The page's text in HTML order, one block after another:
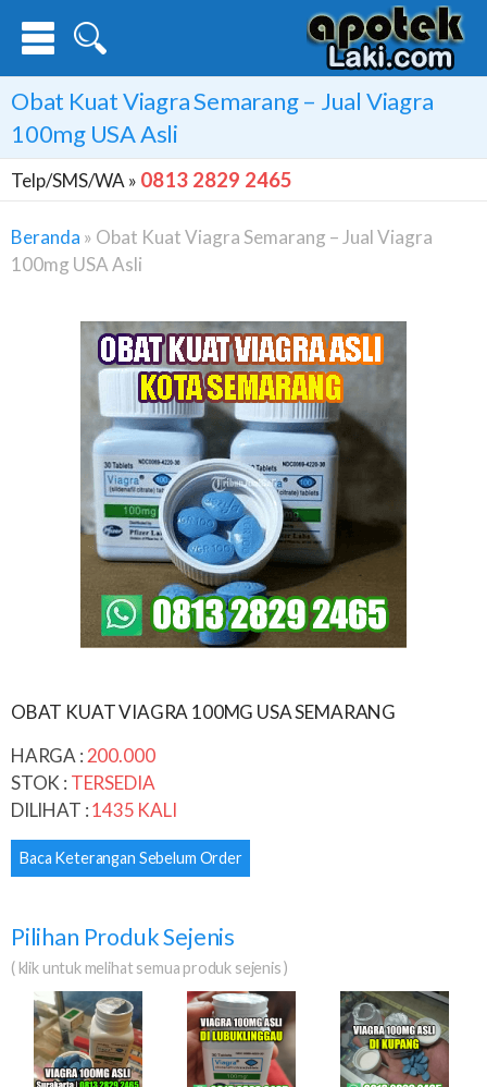
Obat Kuat Viagra Semarang – Jual Viagra
100mg USA Asli
Telp/SMS/WA » 0813 2829 2465
Beranda » Obat Kuat Viagra Semarang – Jual Viagra
100mg USA Asli
OBAT KUAT VIAGRA 100MG USA SEMARANG
HARGA : 200.000
STOK : TERSEDIA
DILIHAT :1435 KALI
Baca Keterangan Sebelum Order
Pilihan Produk Sejenis
( klik untuk melihat semua produk sejenis )